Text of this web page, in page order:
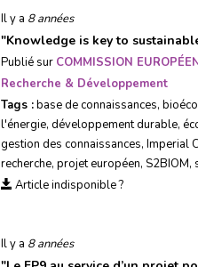
Il y a 8 années
"Knowledge is key to
Publié sur COMMISSION
Recherche & Développement
Tags :base de connaissances,
l'énergie, développement durable,
gestion des connaissances, Imperial
recherche, projet européen, S2BIOM,
Article indisponible ?
Il y a 8 années